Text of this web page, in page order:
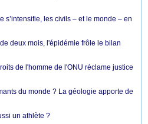
s’intensifie, les civils – et le monde – en
deux mois, l'épidémie frôle le bilan
de l'homme de l'ONU réclame justice
du monde ? La géologie apporte de
un athlète ?